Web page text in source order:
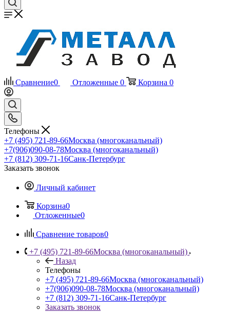
Сравнение0 Отложенные 0 Корзина 0
Телефоны
+7 (495) 721-89-66Москва (многоканальный)
+7(906)090-08-78Москва (многоканальный)
+7 (812) 309-71-16Санк-Петербург
Заказать звонок
Личный кабинет
Корзина0
Отложенные0
Сравнение товаров0
+7 (495) 721-89-66Москва (многоканальный)
Назад
Телефоны
+7 (495) 721-89-66Москва (многоканальный)
+7(906)090-08-78Москва (многоканальный)
+7 (812) 309-71-16Санк-Петербург
Заказать звонок